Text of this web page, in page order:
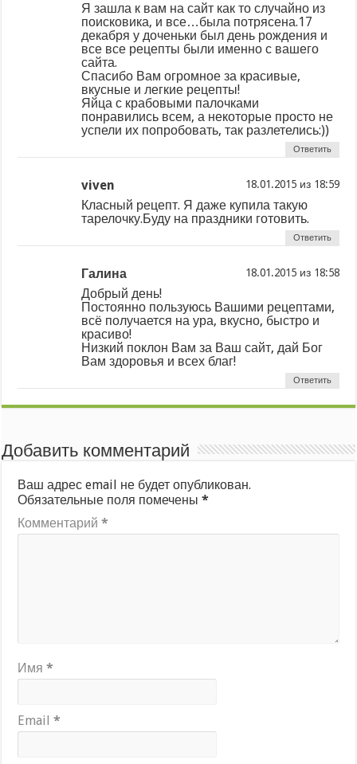
Я зашла к вам на сайт как то случайно из
поисковика, и все…была потрясена.17
декабря у доченьки был день рождения и
все все рецепты были именно с вашего
сайта.
Спасибо Вам огромное за красивые,
вкусные и легкие рецепты!
Яйца с крабовыми палочками
понравились всем, а некоторые просто не
успели их попробовать, так разлетелись:))
Ответить
viven из
Класный рецепт. Я даже купила такую
тарелочку.Буду на праздники готовить.
Ответить
Галина из
Добрый день!
Постоянно пользуюсь Вашими рецептами,
всё получается на ура, вкусно, быстро и
красиво!
Низкий поклон Вам за Ваш сайт, дай Бог
Вам здоровья и всех благ!
Ответить
Добавить комментарий
Ваш адрес email не будет опубликован.
Обязательные поля помечены*
Комментарий*
Имя*
Email*